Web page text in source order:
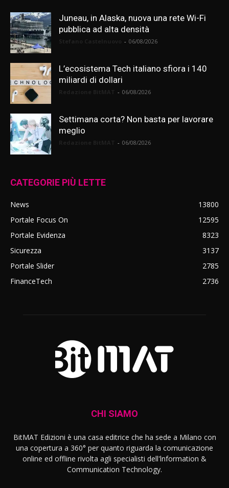
Juneau, in Alaska, nuova una rete Wi-Fi
pubblica ad alta densità
- 06/08/2026
L’ecosistema Tech italiano sfiora i 140
miliardi di dollari
- 06/08/2026
Settimana corta? Non basta per lavorare
meglio
- 06/08/2026
CATEGORIE PIÙ LETTE
News
13800
Portale Focus On
12595
Portale Evidenza
8323
Sicurezza
3137
Portale Slider
2785
FinanceTech
2736
CHI SIAMO
BitMAT Edizioni è una casa editrice che ha sede a Milano con
una copertura a 360° per quanto riguarda la comunicazione
online ed offline rivolta agli specialisti dell'lnformation &
Communication Technology.